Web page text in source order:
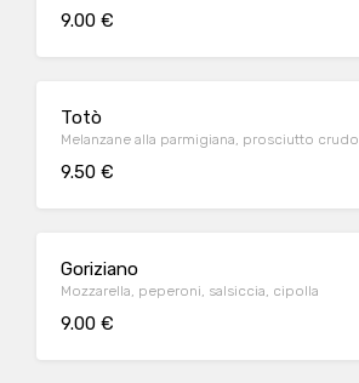
9.00 €
Totò
Melanzane alla parmigiana, prosciutto crudo
9.50 €
Goriziano
Mozzarella, peperoni, salsiccia, cipolla
9.00 €